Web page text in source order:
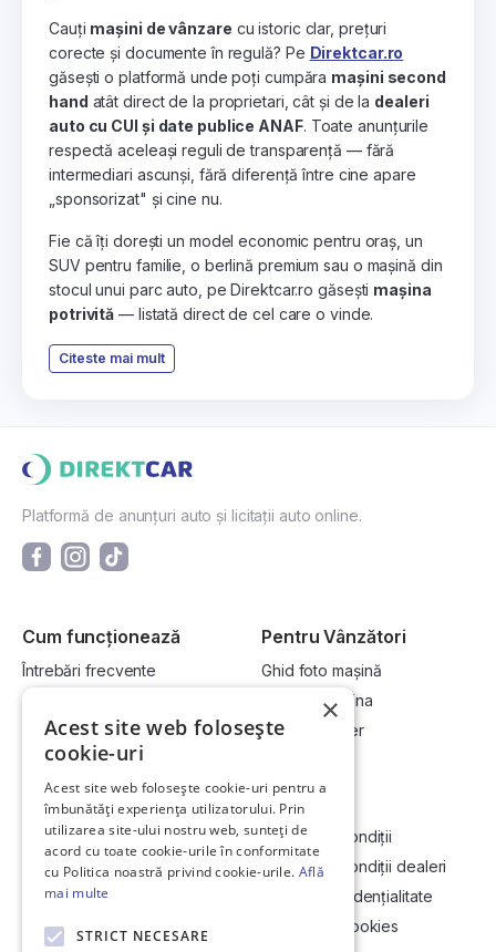
Cauți mașini de vânzare cu istoric clar, prețuri
corecte și documente în regulă? Pe Direktcar.ro
găsești o platformă unde poți cumpăra mașini second
hand atât direct de la proprietari, cât și de la dealeri
auto cu CUI și date publice ANAF. Toate anunțurile
respectă aceleași reguli de transparență — fără
intermediari ascunși, fără diferență între cine apare
„sponsorizat" și cine nu.
Fie că îți dorești un model economic pentru oraș, un
SUV pentru familie, o berlină premium sau o mașină din
stocul unui parc auto, pe Direktcar.ro găsești mașina
potrivită — listată direct de cel care o vinde.
Citeste mai mult
Platformă de anunțuri auto și licitații auto online.
Cum funcționează
Întrebări frecvente
Cum vând la licitație?
Pentru Vânzători
Ghid foto mașină
Vinde-ți mașina
Devino dealer
Link-uri utile
Informații utile vizionare
Contact
Soluționarea Online a litigiilor
ANCP
Compania
Termeni și condiții
Termeni și condiții dealeri
Politică confidențialitate
Politica de cookies
×
Acest site web folosește
cookie-uri
Acest site web folosește cookie-uri pentru a
îmbunătăți experiența utilizatorului. Prin
utilizarea site-ului nostru web, sunteți de
acord cu toate cookie-urile în conformitate
cu Politica noastră privind cookie-urile. Află
mai multe
STRICT NECESARE